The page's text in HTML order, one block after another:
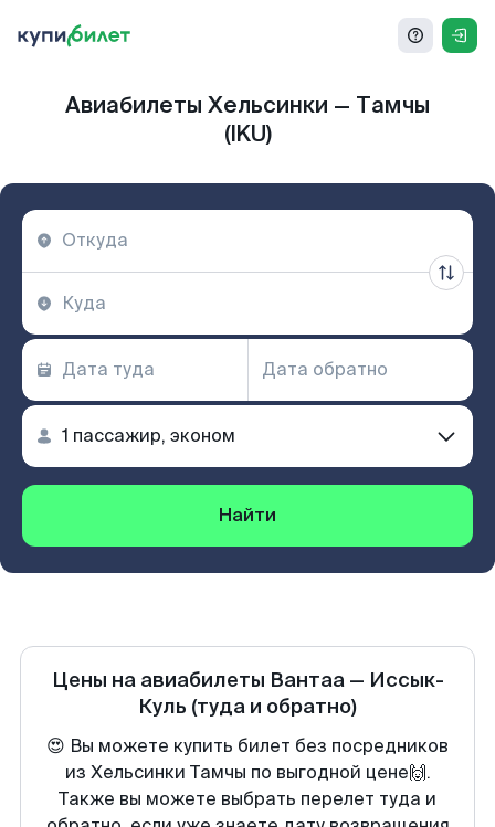
Авиабилеты Хельсинки — Тамчы
(IKU)
Найти
Цены на авиабилеты Вантаа— Иссык-
Куль (туда и обратно)
😍 Вы можете купить билет без посредников
из Хельсинки Тамчы по выгодной цене🙌.
Также вы можете выбрать перелет туда и